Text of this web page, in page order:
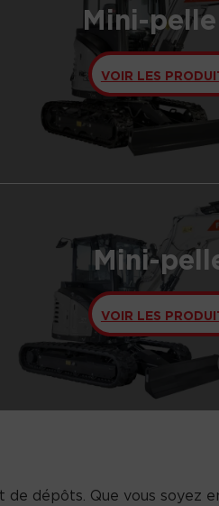
Mini-
VOIR LES
Mini-
VOIR LES
dépôts. Que vous soyez